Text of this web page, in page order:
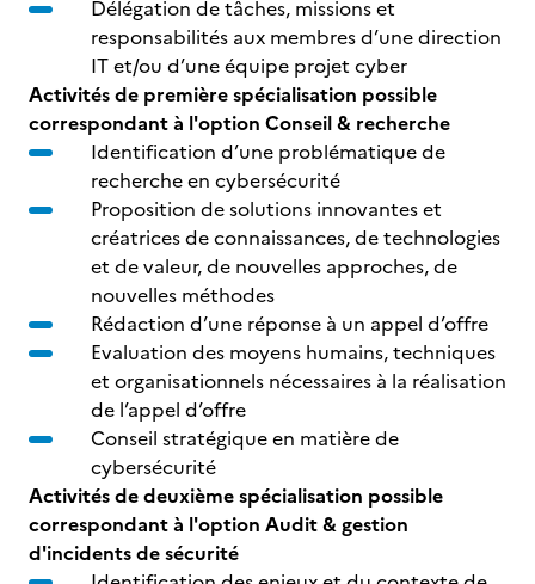
Délégation de tâches, missions et
responsabilités aux membres d’une direction
IT et/ou d’une équipe projet cyber
Activités de première spécialisation possible
correspondant à l'option Conseil & recherche
Identification d’une problématique de
recherche en cybersécurité
Proposition de solutions innovantes et
créatrices de connaissances, de technologies
et de valeur, de nouvelles approches, de
nouvelles méthodes
Rédaction d’une réponse à un appel d’offre
Evaluation des moyens humains, techniques
et organisationnels nécessaires à la réalisation
de l’appel d’offre
Conseil stratégique en matière de
cybersécurité
Activités de deuxième spécialisation possible
correspondant à l'option Audit & gestion
d'incidents de sécurité